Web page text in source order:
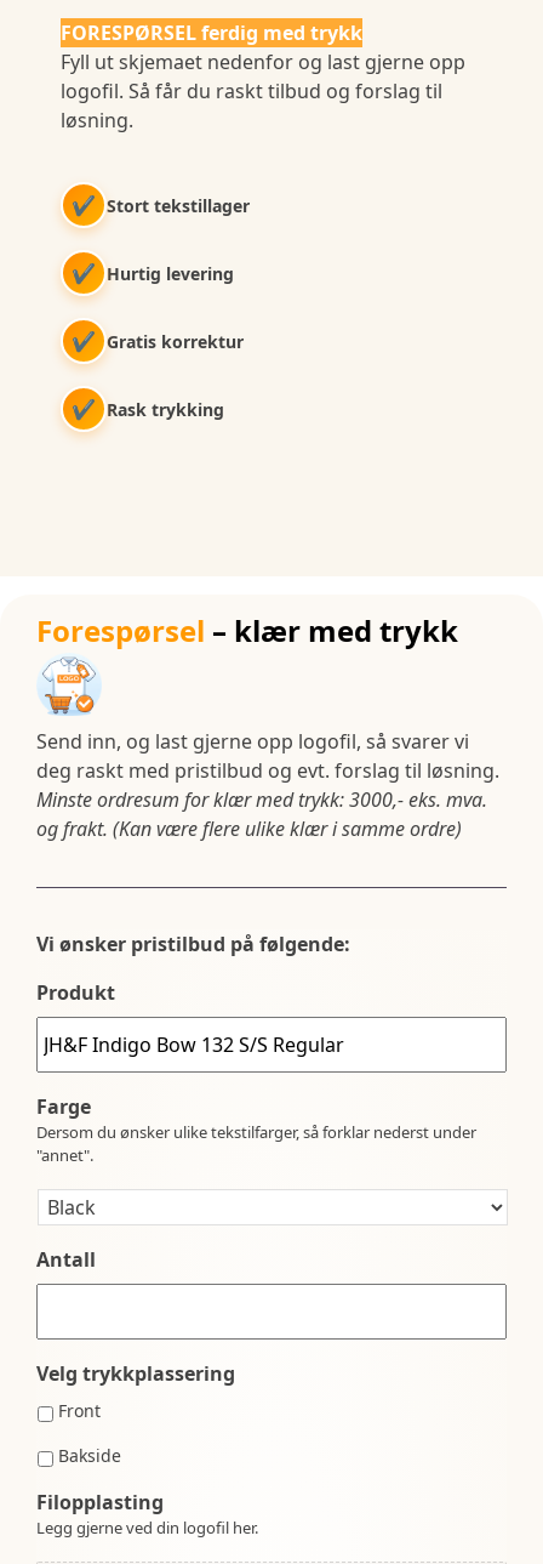
FORESPØRSEL ferdig med trykk
Fyll ut skjemaet nedenfor og last gjerne opp
logofil. Så får du raskt tilbud og forslag til
løsning.
✔ Stort tekstillager
✔ Hurtig levering
✔ Gratis korrektur
✔ Rask trykking
Forespørsel – klær med trykk
Send inn, og last gjerne opp logofil, så svarer vi
deg raskt med pristilbud og evt. forslag til løsning.
Minste ordresum for klær med trykk: 3000,- eks. mva.
og frakt. (Kan være flere ulike klær i samme ordre)
Vi ønsker pristilbud på følgende:
Produkt
Farge
Dersom du ønsker ulike tekstilfarger, så forklar nederst under
"annet".
Antall
Velg trykkplassering
Front
Bakside
Filopplasting
Legg gjerne ved din logofil her.